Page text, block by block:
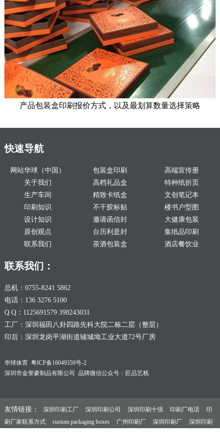
产品包装盒印刷报价方式，以及最划算数量选择策略
快速导航
网站华球（中国）
关于我们
生产车间
印刷知识
设计知识
原创观点
联系我们
包装盒印刷
高档礼品盒
精致卡纸盒
不干胶标贴
邀请函信封
台历利是封
茶酒包装盒
高端宣传册
特种纸折页
文创笔记本
楼书户型图
大健康包装
集纸品印刷
酒店餐饮业
联系我们：
总机：0755-8241 5862
电话：136 3276 5100
Q Q：1125691579 398243031
工厂：深圳福田八卦四路先科大院二栋二层（整层）
印后：深圳龙岗平湖街道辅城坳工业大道72号厂房
华球体育粤ICP备16049359号-2
深圳市金誉豪制品有限公司 品牌微信公众号：匠品艺栈
友情链接： 深圳印刷工厂 深圳印刷公司 深圳印刷十强 印刷厂电话
印
刷厂家联系方式
custom packaging boxes 广州印刷厂 深圳印刷厂
深圳印刷